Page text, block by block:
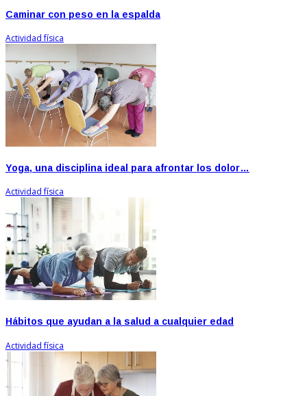
Caminar con peso en la espalda
Actividad física
Yoga, una disciplina ideal para afrontar los dolor…
Actividad física
Hábitos que ayudan a la salud a cualquier edad
Actividad física